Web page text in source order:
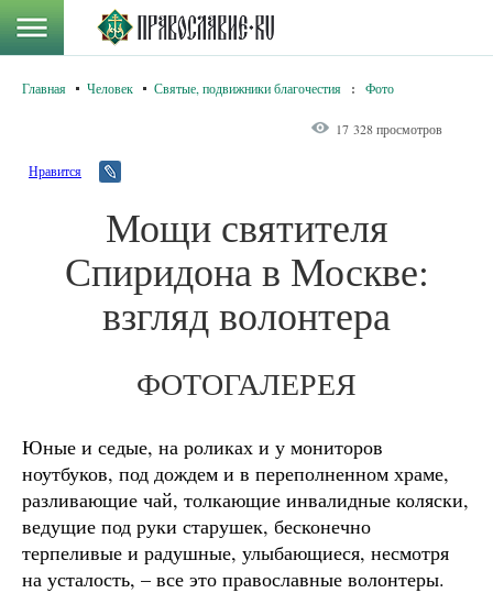
Главная Человек Святые, подвижники благочестия : Фото
17 328 просмотров
Нравится
Мощи святителя
Спиридона в Москве:
взгляд волонтера
ФОТОГАЛЕРЕЯ
Юные и седые, на роликах и у мониторов
ноутбуков, под дождем и в переполненном храме,
разливающие чай, толкающие инвалидные коляски,
ведущие под руки старушек, бесконечно
терпеливые и радушные, улыбающиеся, несмотря
на усталость, – все это православные волонтеры.